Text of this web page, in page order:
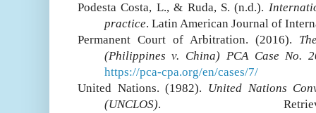
Podesta Costa, L., & Ruda, S. (n.d.).
practice. Latin American Journal of
Permanent Court of Arbitration. (2016).
(Philippines v. China) PCA Case No.
https://pca-cpa.org/en/cases/7/
United Nations. (1982). United Nations
(UNCLOS).